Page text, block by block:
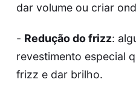
dar volume ou criar
- Redução do frizz:
revestimento especial
frizz e dar brilho.